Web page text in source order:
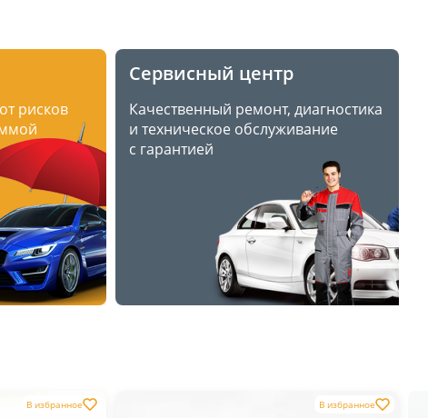
рисков
Сервисный центр
Качественный ремонт, диагностика
и техническое обслуживание
с гарантией
В избранное В избранное